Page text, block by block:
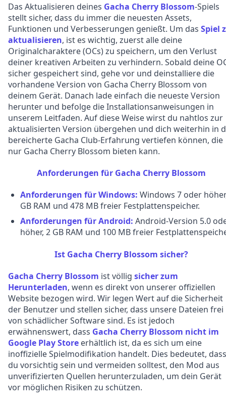
Das Aktualisieren deines Gacha Cherry Blossom-Spiels
stellt sicher, dass du immer die neuesten Assets,
Funktionen und Verbesserungen genießt. Um das Spiel
aktualisieren, ist es wichtig, zuerst alle deine
Originalcharaktere (OCs) zu speichern, um den Verlust
deiner kreativen Arbeiten zu verhindern. Sobald deine
sicher gespeichert sind, gehe vor und deinstalliere die
vorhandene Version von Gacha Cherry Blossom von
deinem Gerät. Danach lade einfach die neueste Version
herunter und befolge die Installationsanweisungen in
unserem Leitfaden. Auf diese Weise wirst du nahtlos zur
aktualisierten Version übergehen und dich weiterhin in
bereicherte Gacha Club-Erfahrung vertiefen können, die
nur Gacha Cherry Blossom bieten kann.
Anforderungen für Gacha Cherry Blossom
Anforderungen für Windows: Windows 7 oder
GB RAM und 478 MB freier Festplattenspeicher.
Anforderungen für Android: Android-Version 5.0
höher, 2 GB RAM und 100 MB freier
Ist Gacha Cherry Blossom sicher?
Gacha Cherry Blossom ist völlig sicher zum
Herunterladen, wenn es direkt von unserer offiziellen
Website bezogen wird. Wir legen Wert auf die Sicherheit
der Benutzer und stellen sicher, dass unsere Dateien frei
von schädlicher Software sind. Es ist jedoch
erwähnenswert, dass Gacha Cherry Blossom nicht im
Google Play Store erhältlich ist, da es sich um eine
inoffizielle Spielmodifikation handelt. Dies bedeutet, dass
du vorsichtig sein und vermeiden solltest, den Mod aus
unverifizierten Quellen herunterzuladen, um dein Gerät
vor möglichen Risiken zu schützen.